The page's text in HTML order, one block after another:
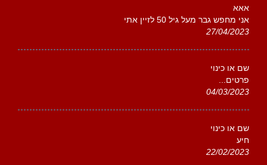
אאא
אני מחפש גבר מעל גיל 50 לזיין אתי
27/04/2023
שם או כינוי
פרטים...
04/03/2023
שם או כינוי
חיע
22/02/2023